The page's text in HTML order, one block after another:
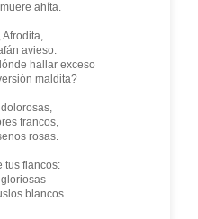
ahíta.
avieso.
hallar exceso
maldita?
francos,
rosas.
tus flancos:
blancos.